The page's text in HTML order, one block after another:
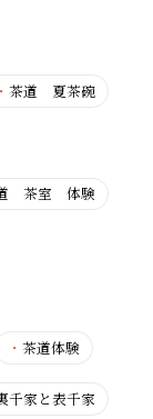
・茶道 夏茶碗
茶室 体験
・茶道体験
千家と表千家